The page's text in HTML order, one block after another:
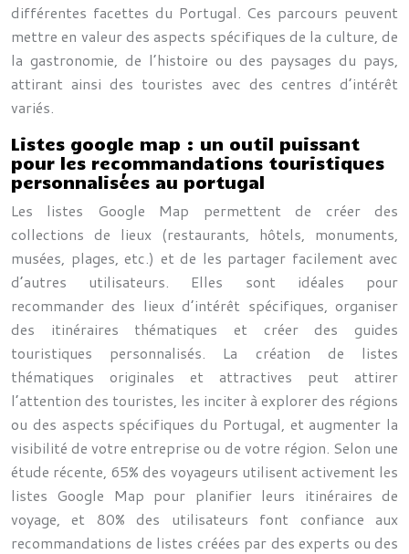
différentes facettes du Portugal. Ces parcours peuvent
mettre en valeur des aspects spécifiques de la culture, de
la gastronomie, de l’histoire ou des paysages du pays,
attirant ainsi des touristes avec des centres d’intérêt
variés.
Listes google map : un outil puissant
pour les recommandations touristiques
personnalisées au portugal
Les listes Google Map permettent de créer des
collections de lieux (restaurants, hôtels, monuments,
musées, plages, etc.) et de les partager facilement avec
d’autres utilisateurs. Elles sont idéales pour
recommander des lieux d’intérêt spécifiques, organiser
des itinéraires thématiques et créer des guides
touristiques personnalisés. La création de listes
thématiques originales et attractives peut attirer
l’attention des touristes, les inciter à explorer des régions
ou des aspects spécifiques du Portugal, et augmenter la
visibilité de votre entreprise ou de votre région. Selon une
étude récente, 65% des voyageurs utilisent activement les
listes Google Map pour planifier leurs itinéraires de
voyage, et 80% des utilisateurs font confiance aux
recommandations de listes créées par des experts ou des